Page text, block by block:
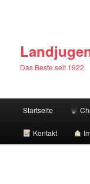
Das Beste seit 1922
Startseite
Kontakt